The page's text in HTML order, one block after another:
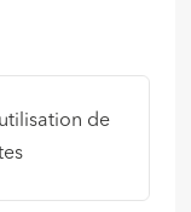
de